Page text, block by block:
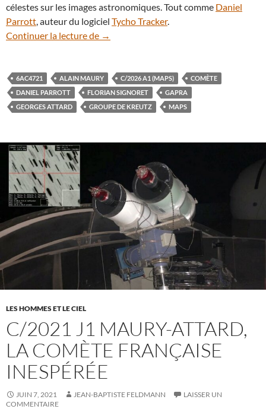
célestes sur les images astronomiques. Tout comme Daniel
Parrott, auteur du logiciel Tycho Tracker.
Continuer la lecture de 6AC4721, une comète découverte par
→
6AC4721 ALAIN MAURY C/2026 A1 (MAPS)
COMÈTE
DANIEL PARROTT
FLORIAN SIGNORET
GAPRA
GEORGES ATTARD
GROUPE DE KREUTZ MAPS
LES HOMMES ET LE CIEL
C/2021 J1 MAURY-ATTARD,
LA COMÈTE FRANÇAISE
INESPÉRÉE
JUIN 7, 2021 JEAN-BAPTISTE FELDMANN
LAISSER UN
COMMENTAIRE